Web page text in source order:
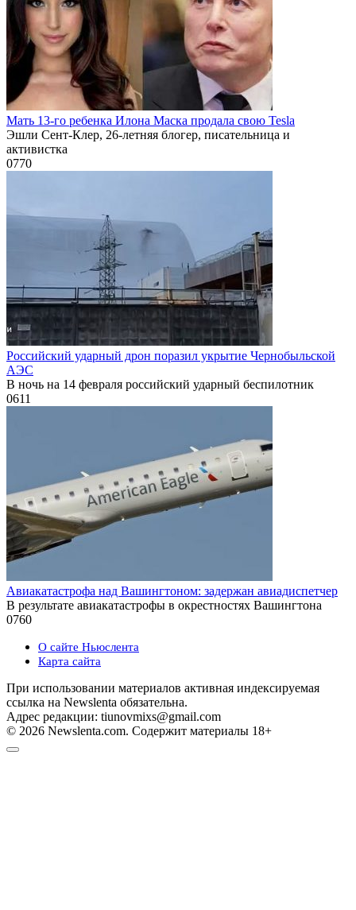
Мать 13-го ребенка Илона Маска продала свою Tesla
Эшли Сент-Клер, 26-летняя блогер, писательница и
активистка
0770
Российский ударный дрон поразил укрытие Чернобыльской
АЭС
В ночь на 14 февраля российский ударный беспилотник
0611
Авиакатастрофа над Вашингтоном: задержан авиадиспетчер
В результате авиакатастрофы в окрестностях Вашингтона
0760
О сайте Ньюслента
Карта сайта
При использовании материалов активная индексируемая
ссылка на Newslenta обязательна.
Адрес редакции: tiunovmixs@gmail.com
© 2026 Newslenta.com. Содержит материалы 18+